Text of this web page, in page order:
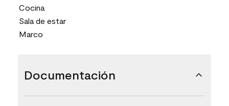
Cocina
Sala de estar
Marco
Documentación